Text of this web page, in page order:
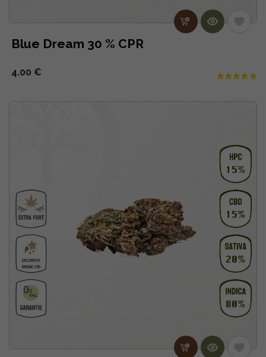
Blue Dream 30 % CPR
4.00 €